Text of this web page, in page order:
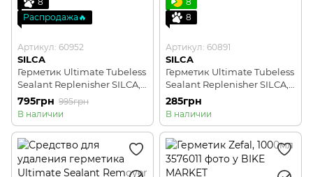
Распродажа🔥
Артикул: 60952
SILCA
Герметик Ultimate Tubeless
Sealant Replenisher SILCA,
946 мл
795грн 995грн
В наличии
8
Артикул: 60891
SILCA
Герметик Ultimate Tubeless
Sealant Replenisher SILCA,
118 мл
285грн
В наличии